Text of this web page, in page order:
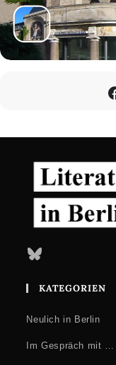
1894).
Mit: Sophie Krauß,
Regie: Leonie
Bluesky
KATEGORIEN
Neulich in Berlin
Im Gespräch mit …